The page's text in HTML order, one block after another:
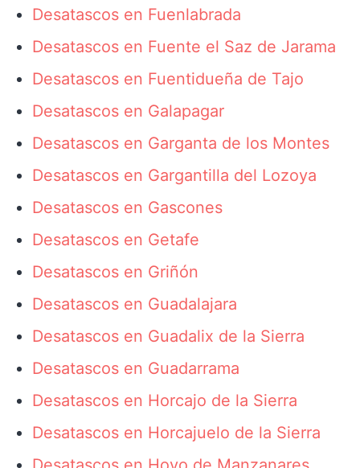
Desatascos en Fuenlabrada
Desatascos en Fuente el Saz de Jarama
Desatascos en Fuentidueña de Tajo
Desatascos en Galapagar
Desatascos en Garganta de los Montes
Desatascos en Gargantilla del Lozoya
Desatascos en Gascones
Desatascos en Getafe
Desatascos en Griñón
Desatascos en Guadalajara
Desatascos en Guadalix de la Sierra
Desatascos en Guadarrama
Desatascos en Horcajo de la Sierra
Desatascos en Horcajuelo de la Sierra